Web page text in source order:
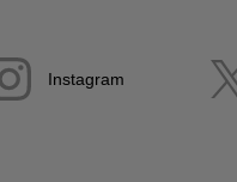
Instagram